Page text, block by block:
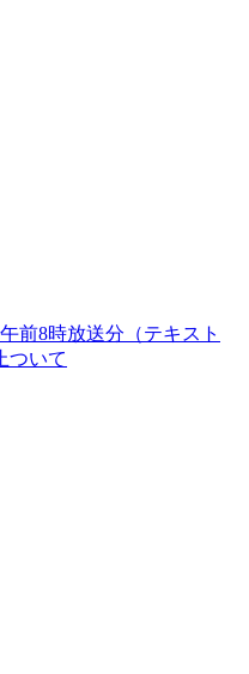
前8時放送分（テキスト
ついて